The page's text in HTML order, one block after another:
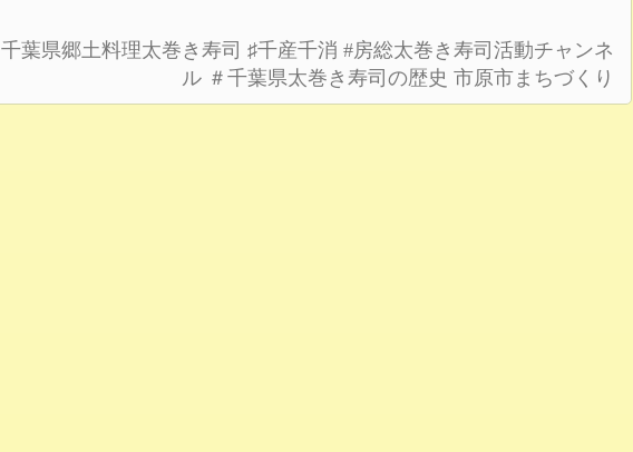
千葉県郷土料理太巻き寿司 ♯千産千消 #房総太巻き寿司活動チャンネ
ル ＃千葉県太巻き寿司の歴史 市原市まちづくり